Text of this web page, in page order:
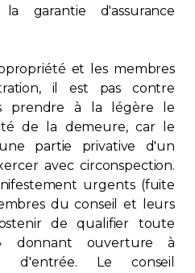
garantie d'assurance
et les membres
il est pas contre
prendre à la légère le
de la demeure, car le
partie privative d'un
avec circonspection.
urgents (fuite
du conseil et leurs
de qualifier toute
donnant ouverture à
d'entrée. Le conseil